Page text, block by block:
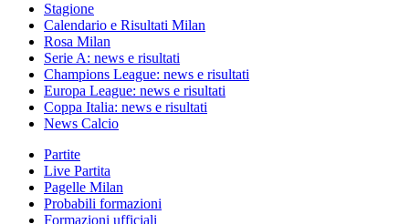
Stagione
Calendario e Risultati Milan
Rosa Milan
Serie A: news e risultati
Champions League: news e risultati
Europa League: news e risultati
Coppa Italia: news e risultati
News Calcio
Partite
Live Partita
Pagelle Milan
Probabili formazioni
Formazioni ufficiali